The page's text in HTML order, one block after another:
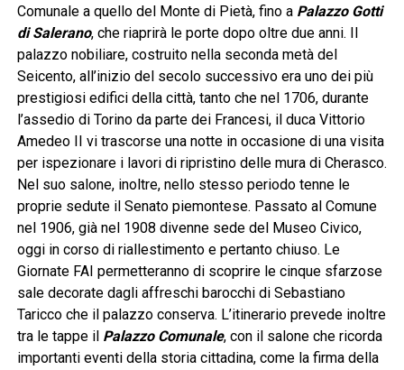
Comunale a quello del Monte di Pietà, fino a Palazzo Gotti
di Salerano, che riaprirà le porte dopo oltre due anni. Il
palazzo nobiliare, costruito nella seconda metà del
Seicento, all’inizio del secolo successivo era uno dei più
prestigiosi edifici della città, tanto che nel 1706, durante
l’assedio di Torino da parte dei Francesi, il duca Vittorio
Amedeo II vi trascorse una notte in occasione di una visita
per ispezionare i lavori di ripristino delle mura di Cherasco.
Nel suo salone, inoltre, nello stesso periodo tenne le
proprie sedute il Senato piemontese. Passato al Comune
nel 1906, già nel 1908 divenne sede del Museo Civico,
oggi in corso di riallestimento e pertanto chiuso. Le
Giornate FAI permetteranno di scoprire le cinque sfarzose
sale decorate dagli affreschi barocchi di Sebastiano
Taricco che il palazzo conserva. L’itinerario prevede inoltre
tra le tappe il Palazzo Comunale, con il salone che ricorda
importanti eventi della storia cittadina, come la firma della